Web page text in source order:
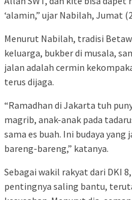
‘alamin,” ujar Nabilah, Jumat
Menurut Nabilah, tradisi
keluarga, bukber di musala,
jalan adalah cermin
terus dijaga.
“Ramadhan di Jakarta tuh
magrib, anak-anak pada
sama es buah. Ini budaya
bareng-bareng,” katanya.
Sebagai wakil rakyat dari DKI
pentingnya saling bantu,